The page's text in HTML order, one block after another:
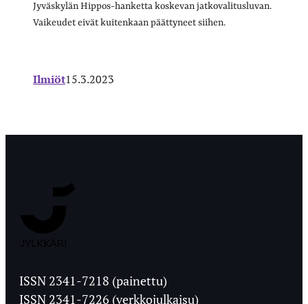
Jyväskylän Hippos-hanketta koskevan jatkovalitusluvan.
Vaikeudet eivät kuitenkaan päättyneet siihen.
Ilmiöt15.3.2023
Ylioppilaslehti
ISSN 2341-7218 (painettu)
ISSN 2341-7226 (verkkojulkaisu)